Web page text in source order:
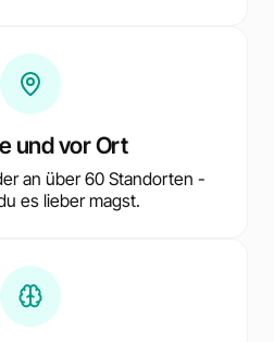
und vor Ort
an über 60 Standorten -
es lieber magst.